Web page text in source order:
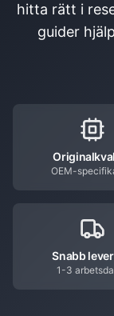
hitta rätt i
guider
OEM-
Snabb
1-3